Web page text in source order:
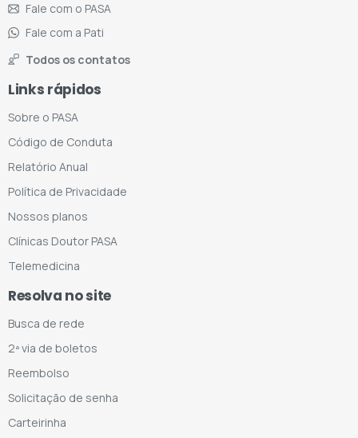
Fale com o PASA
Fale com a Pati
Todos os contatos
Links rápidos
Sobre o PASA
Código de Conduta
Relatório Anual
Política de Privacidade
Nossos planos
Clínicas Doutor PASA
Telemedicina
Resolva no site
Busca de rede
2ª via de boletos
Reembolso
Solicitação de senha
Carteirinha